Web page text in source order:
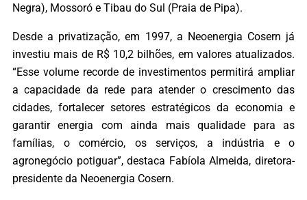
Negra), Mossoró e Tibau do Sul (Praia de Pipa).
Desde a privatização, em 1997, a Neoenergia Cosern já
investiu mais de R$ 10,2 bilhões, em valores atualizados.
“Esse volume recorde de investimentos permitirá ampliar
a capacidade da rede para atender o crescimento das
cidades, fortalecer setores estratégicos da economia e
garantir energia com ainda mais qualidade para as
famílias, o comércio, os serviços, a indústria e o
agronegócio potiguar”, destaca Fabíola Almeida, diretora-
presidente da Neoenergia Cosern.